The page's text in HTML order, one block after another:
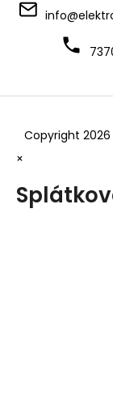
info@
Copyright 2026
×